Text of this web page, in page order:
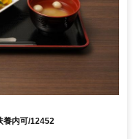
養内可/12452